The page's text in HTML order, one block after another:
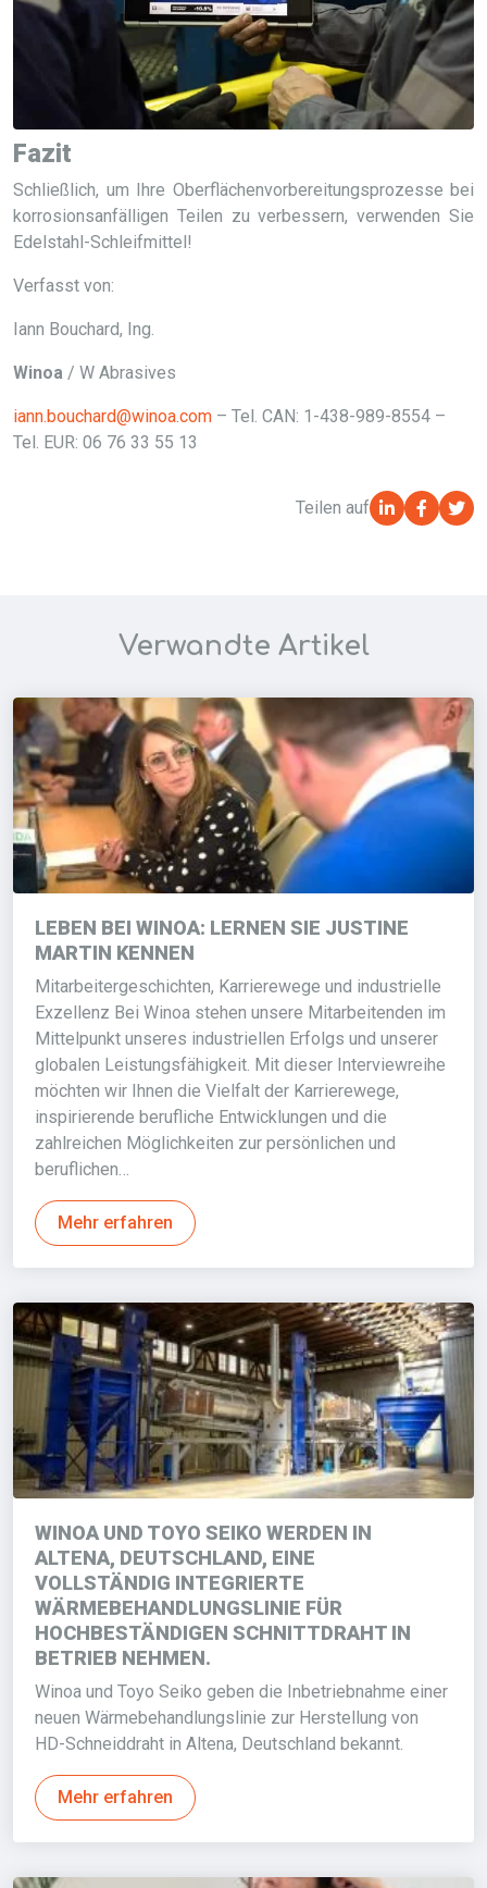
Fazit
Schließlich, um Ihre Oberflächenvorbereitungsprozesse bei
korrosionsanfälligen Teilen zu verbessern, verwenden Sie
Edelstahl-Schleifmittel!
Verfasst von:
Iann Bouchard, Ing.
Winoa / W Abrasives
iann.bouchard@winoa.com – Tel. CAN: 1-438-989-8554 –
Tel. EUR: 06 76 33 55 13
Teilen auf
Verwandte Artikel
LEBEN BEI WINOA: LERNEN SIE JUSTINE
MARTIN KENNEN
Mitarbeitergeschichten, Karrierewege und industrielle
Exzellenz Bei Winoa stehen unsere Mitarbeitenden im
Mittelpunkt unseres industriellen Erfolgs und unserer
globalen Leistungsfähigkeit. Mit dieser Interviewreihe
möchten wir Ihnen die Vielfalt der Karrierewege,
inspirierende berufliche Entwicklungen und die
zahlreichen Möglichkeiten zur persönlichen und
beruflichen…
Mehr erfahren
WINOA UND TOYO SEIKO WERDEN IN
ALTENA, DEUTSCHLAND, EINE
VOLLSTÄNDIG INTEGRIERTE
WÄRMEBEHANDLUNGSLINIE FÜR
HOCHBESTÄNDIGEN SCHNITTDRAHT IN
BETRIEB NEHMEN.
Winoa und Toyo Seiko geben die Inbetriebnahme einer
neuen Wärmebehandlungslinie zur Herstellung von
HD-Schneiddraht in Altena, Deutschland bekannt.
Mehr erfahren